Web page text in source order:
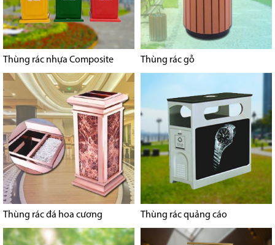
Thùng rác nhựa Composite Thùng rác gỗ
Thùng rác đá hoa cương Thùng rác quảng cáo